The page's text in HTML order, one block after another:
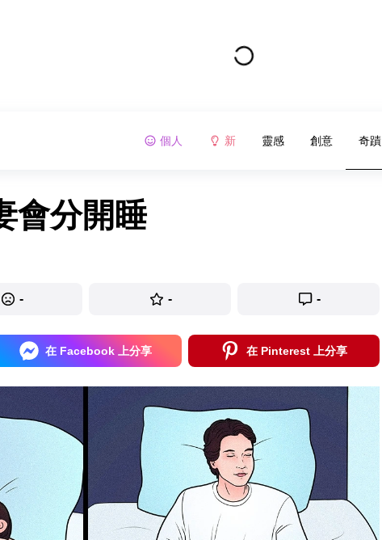
個人 新 靈感 創意 奇蹟
會分開睡
- - -
在 Facebook 上分享 在 Pinterest 上分享